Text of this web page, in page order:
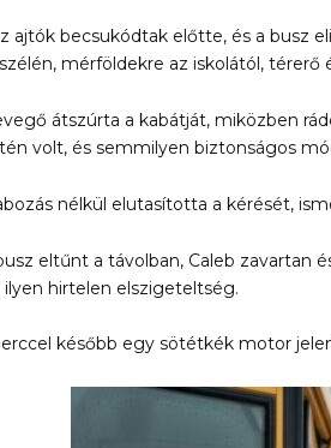
ajtók becsukódtak előtte, és a busz
mérföldekre az iskolától, térerő
átszúrta a kabátját, miközben
volt, és semmilyen biztonságos
nélkül elutasította a kérését,
eltűnt a távolban, Caleb zavartan
hirtelen elszigeteltség.
később egy sötétkék motor